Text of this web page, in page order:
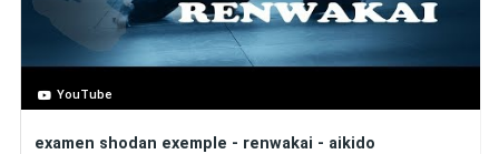
YouTube
examen shodan exemple - renwakai - aikido